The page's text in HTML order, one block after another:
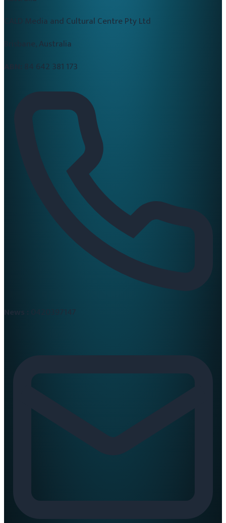
CALD Media and Cultural Centre Pty Ltd
Brisbane, Australia
84 642 381 173